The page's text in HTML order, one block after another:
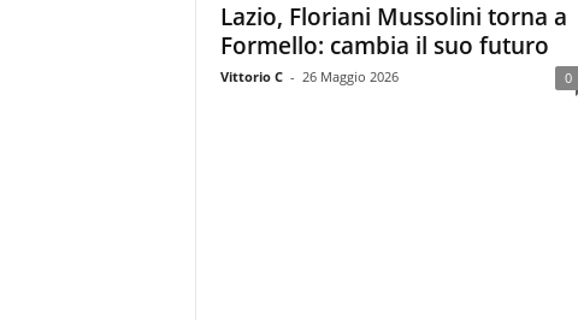
Lazio, Floriani Mussolini torna a
Formello: cambia il suo futuro
Vittorio C - 26 Maggio 2026 0